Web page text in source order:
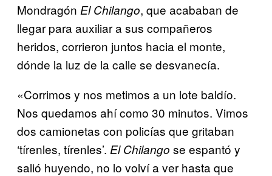
Mondragón El Chilango, que acababan de
llegar para auxiliar a sus compañeros
heridos, corrieron juntos hacia el monte,
dónde la luz de la calle se desvanecía.
«Corrimos y nos metimos a un lote baldío.
Nos quedamos ahí como 30 minutos. Vimos
dos camionetas con policías que gritaban
‘tírenles, tírenles’. El Chilango se espantó y
salió huyendo, no lo volví a ver hasta que